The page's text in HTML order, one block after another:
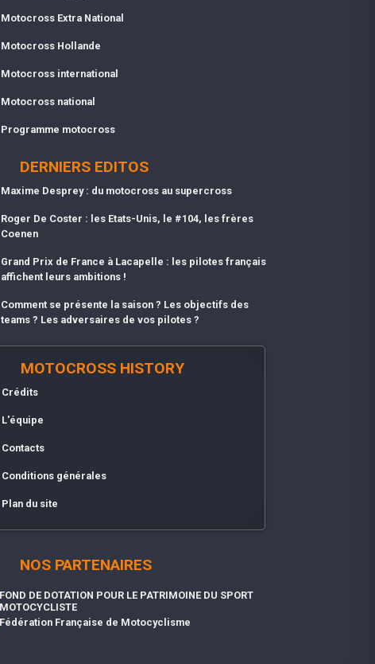
Motocross Extra National
Motocross Hollande
Motocross international
Motocross national
Programme motocross
DERNIERS EDITOS
Maxime Desprey : du motocross au supercross
Roger De Coster : les Etats-Unis, le #104, les frères
Coenen
Grand Prix de France à Lacapelle : les pilotes français
affichent leurs ambitions !
Comment se présente la saison ? Les objectifs des
teams ? Les adversaires de vos pilotes ?
MOTOCROSS HISTORY
Crédits
L'équipe
Contacts
Conditions générales
Plan du site
NOS PARTENAIRES